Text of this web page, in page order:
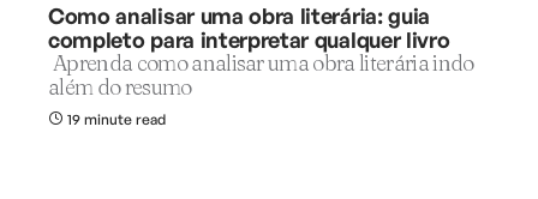
Como analisar uma obra literária: guia
completo para interpretar qualquer livro
Aprenda como analisar uma obra literária indo
além do resumo
19 minute read